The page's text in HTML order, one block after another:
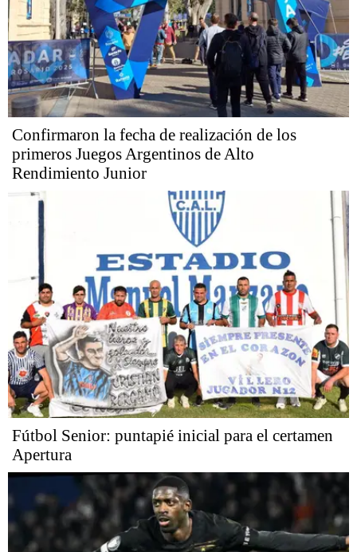
Confirmaron la fecha de realización de los
primeros Juegos Argentinos de Alto
Rendimiento Junior
Fútbol Senior: puntapié inicial para el certamen
Apertura